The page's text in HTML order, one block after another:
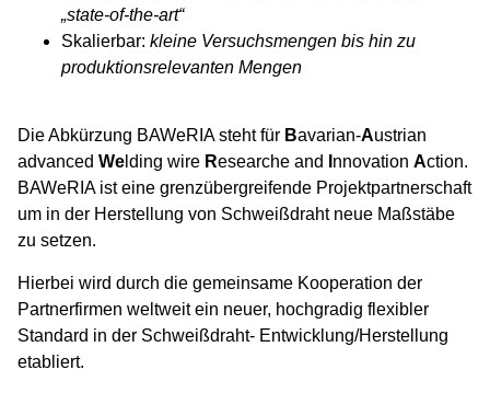
„state-of-the-art“
Skalierbar: kleine Versuchsmengen bis hin zu
produktionsrelevanten Mengen
Die Abkürzung BAWeRIA steht für Bavarian-Austrian
advanced We lding wire Researche and nnovation Action.
BAWeRIA ist eine grenzübergreifende Projektpartnerschaft
um in der Herstellung von Schweißdraht neue Maßstäbe
zu setzen.
Hierbei wird durch die gemeinsame Kooperation der
Partnerfirmen weltweit ein neuer, hochgradig flexibler
Standard in der Schweißdraht- Entwicklung/Herstellung
etabliert.